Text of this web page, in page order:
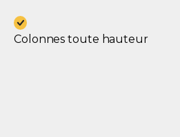
Colonnes toute hauteur